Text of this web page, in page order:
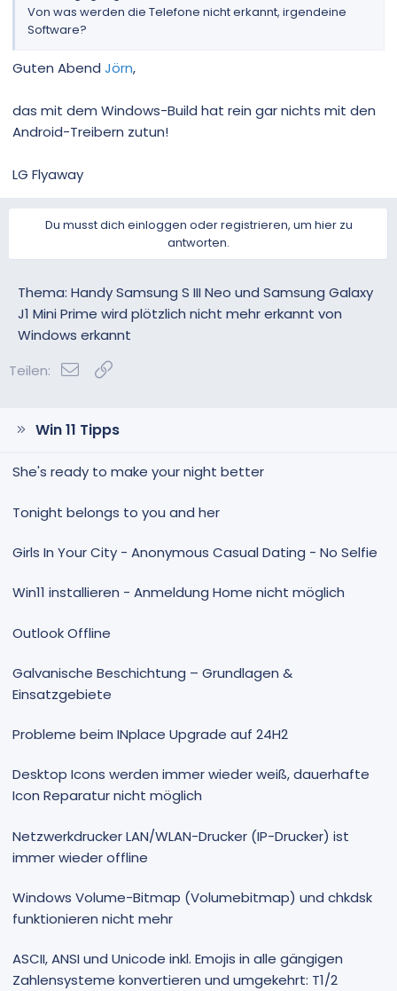
Von was werden die Telefone nicht erkannt, irgendeine
Software?
Guten Abend Jörn,
das mit dem Windows-Build hat rein gar nichts mit den
Android-Treibern zutun!
LG Flyaway
Du musst dich einloggen oder registrieren, um hier zu
antworten.
Thema: Handy Samsung S III Neo und Samsung Galaxy
J1 Mini Prime wird plötzlich nicht mehr erkannt von
Windows erkannt
Teilen:
E-Mail
Win 11 Tipps
She's ready to make your night better
Tonight belongs to you and her
Girls In Your City - Anonymous Casual Dating - No Selfie
Win11 installieren - Anmeldung Home nicht möglich
Outlook Offline
Galvanische Beschichtung – Grundlagen &
Einsatzgebiete
Probleme beim INplace Upgrade auf 24H2
Desktop Icons werden immer wieder weiß, dauerhafte
Icon Reparatur nicht möglich
Netzwerkdrucker LAN/WLAN-Drucker (IP-Drucker) ist
immer wieder offline
Windows Volume-Bitmap (Volumebitmap) und chkdsk
funktionieren nicht mehr
ASCII, ANSI und Unicode inkl. Emojis in alle gängigen
Zahlensysteme konvertieren und umgekehrt: T1/2